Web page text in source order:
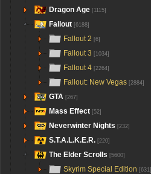
Dragon Age [1115]
Fallout [6188]
Fallout 2 [6]
Fallout 3 [1034]
Fallout 4 [2264]
Fallout: New Vegas [2884]
GTA [267]
Mass Effect [52]
Neverwinter Nights [232]
S.T.A.L.K.E.R. [220]
The Elder Scrolls [5600]
Skyrim Special Edition [631]